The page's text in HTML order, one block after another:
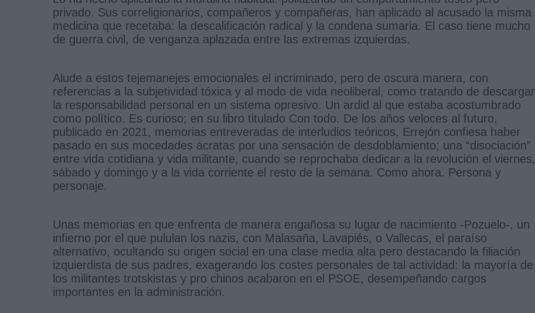
privado. Sus correligionarios, compañeros y compañeras, han aplicado al acusado la misma
medicina que recetaba: la descalificación radical y la condena sumaria. El caso tiene mucho
de guerra civil, de venganza aplazada entre las extremas izquierdas.
Alude a estos tejemanejes emocionales el incriminado, pero de oscura manera, con
referencias a la subjetividad tóxica y al modo de vida neoliberal, como tratando de descargar
la responsabilidad personal en un sistema opresivo. Un ardid al que estaba acostumbrado
como político. Es curioso; en su libro titulado Con todo. De los años veloces al futuro,
publicado en 2021, memorias entreveradas de interludios teóricos, Errejón confiesa haber
pasado en sus mocedades ácratas por una sensación de desdoblamiento; una “disociación”
entre vida cotidiana y vida militante, cuando se reprochaba dedicar a la revolución el viernes,
sábado y domingo y a la vida corriente el resto de la semana. Como ahora. Persona y
personaje.
Unas memorias en que enfrenta de manera engañosa su lugar de nacimiento -Pozuelo-, un
infierno por el que pululan los nazis, con Malasaña, Lavapiés, o Vallecas, el paraíso
alternativo, ocultando su origen social en una clase media alta pero destacando la filiación
izquierdista de sus padres, exagerando los costes personales de tal actividad: la mayoría de
los militantes trotskistas y pro chinos acabaron en el PSOE, desempeñando cargos
importantes en la administración.